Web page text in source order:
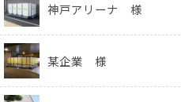
神戸アリーナ 様
某企業 様